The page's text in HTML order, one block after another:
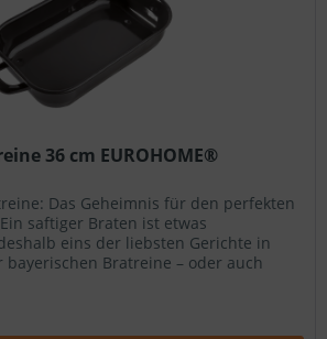
36 cm EUROHOME®
Das Geheimnis für den perfekten
saftiger Braten ist etwas
eins der liebsten Gerichte in
bayerischen Bratreine – oder auch